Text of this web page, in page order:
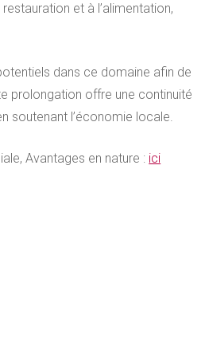
et à l’alimentation,
dans ce domaine afin de
prolongation offre une continuité
soutenant l’économie locale.
Avantages en nature : ici